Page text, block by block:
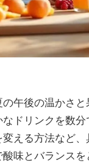
午後の温かさ
ドリンクを数
える方法など
味とバランス